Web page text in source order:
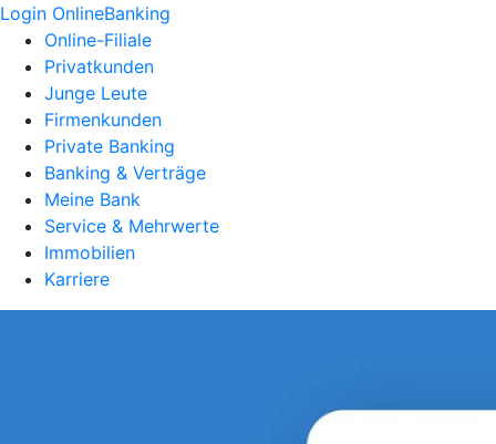
Login OnlineBanking
Online-Filiale
Privatkunden
Junge Leute
Firmenkunden
Private Banking
Banking & Verträge
Meine Bank
Service & Mehrwerte
Immobilien
Karriere